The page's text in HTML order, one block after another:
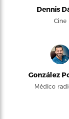
Dennis
Cine
González
Médico